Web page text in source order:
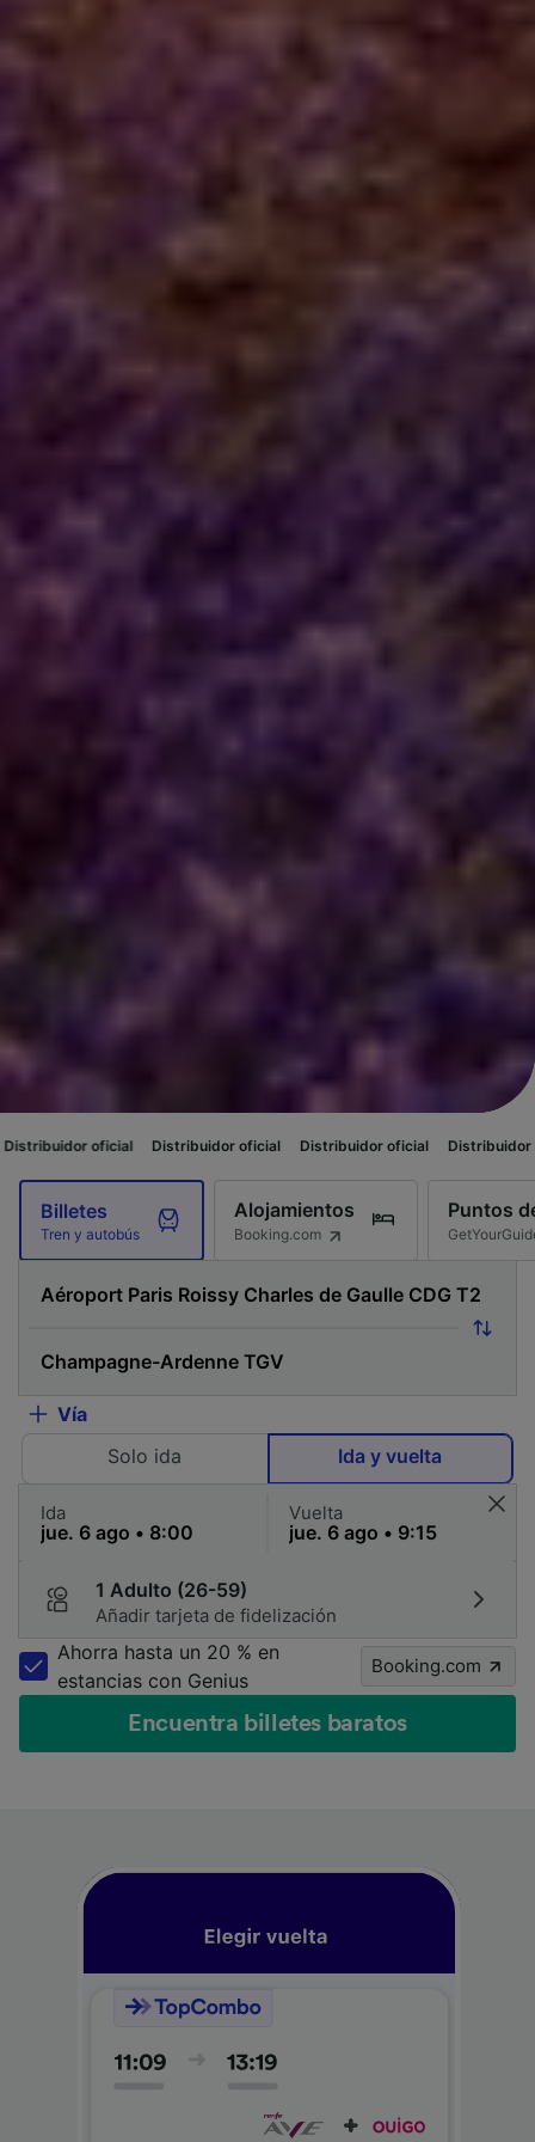
Distribuidor oficial Distribuidor oficial Distribuidor oficial
Billetes
Tren y autobús
Alojamientos
Booking.com
Puntos
Vía
Solo ida
Ida y vuelta
Ida Vuelta
1 Adulto (26-59)
Añadir tarjeta de fidelización
Ahorra hasta un 20 % en
estancias con Genius
Booking.com
Encuentra billetes baratos